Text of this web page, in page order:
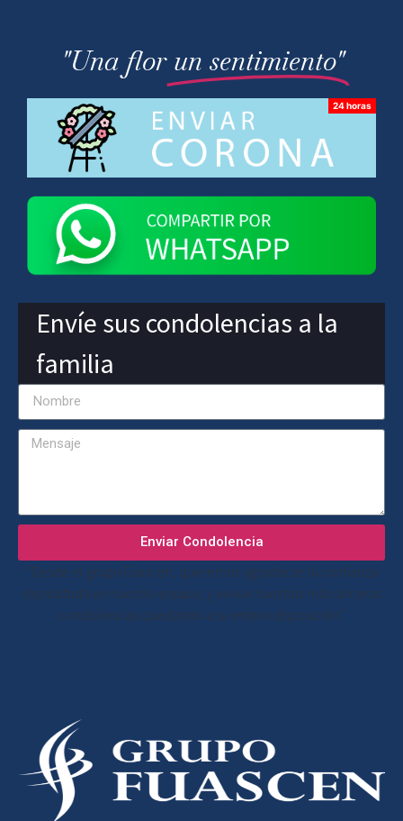
"Una flor un sentimiento"
Envíe sus condolencias a la
familia
Enviar Condolencia
“Desde el grupo Fuascen, queremos agradecer la confianza
depositada en nuestro equipo, y enviar nuestras más sinceras
condolencias quedando a su entera disposición”